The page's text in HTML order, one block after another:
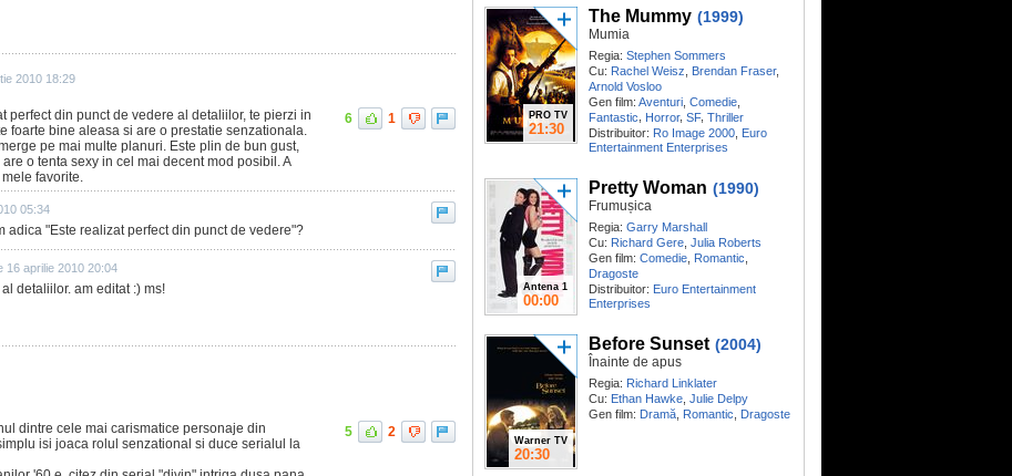
2010 18:29
perfect din punct de vedere al detaliilor, te pierzi in
foarte bine aleasa si are o prestatie senzationala.
pe mai multe planuri. Este plin de bun gust,
o tenta sexy in cel mai decent mod posibil. A
favorite.
6 1
05:34
adica "Este realizat perfect din punct de vedere"?
16 aprilie 2010 20:04
detaliilor. am editat :) ms!
dintre cele mai carismatice personaje din
isi joaca rolul senzational si duce serialul la
5 2
PRO TV
21:30
The Mummy (1999)
Mumia
Regia: Stephen Sommers
Cu: Rachel Weisz Brendan Fraser,
Arnold Vosloo
Gen film: Aventuri Comedie
Fantastic, Horror, SF, Thriller
Distribuitor: Ro Image 2000 Euro
Entertainment Enterprises
Antena 1
00:00
Pretty Woman (1990)
Frumușica
Regia: Garry Marshall
Cu: Richard Gere Julia Roberts
Gen film: Comedie Romantic
Dragoste
Distribuitor: Euro Entertainment
Enterprises
Warner TV
20:30
Before Sunset (2004)
Înainte de apus
Regia: Richard Linklater
Cu: Ethan Hawke Julie Delpy
Gen film: Dramă Romantic Dragoste